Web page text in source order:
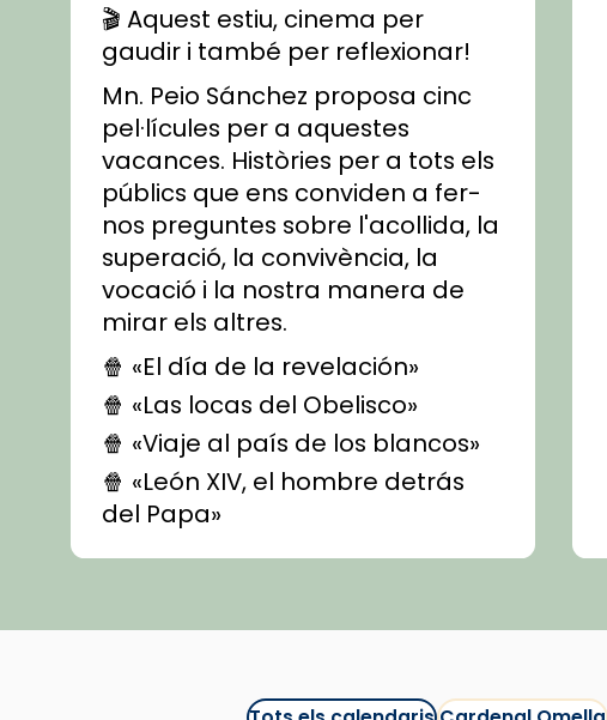
🎬 Aquest estiu, cinema per
gaudir i també per reflexionar!
Mn. Peio Sánchez proposa cinc
pel·lícules per a aquestes
vacances. Històries per a tots els
públics que ens conviden a fer-
nos preguntes sobre l'acollida, la
superació, la convivència, la
vocació i la nostra manera de
mirar els altres.
🍿 «El día de la revelación»
🍿 «Las locas del Obelisco»
🍿 «Viaje al país de los blancos»
🍿 «León XIV, el hombre detrás
del Papa»
🍿 «Las ovejas detectives»
recomanacions i prepara una
#CinemaEspiritualitual